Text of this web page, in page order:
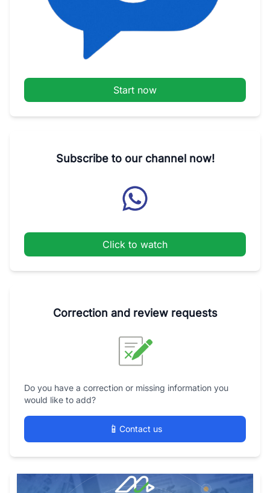
Start now
Subscribe to our channel now!
Click to watch
Correction and review requests
Do you have a correction or missing information you
would like to add?
📱 Contact us